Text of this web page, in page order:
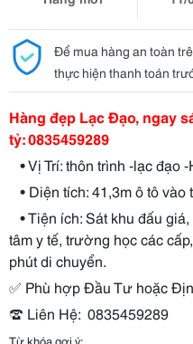
Để mua hàng an toàn
thực hiện thanh toán
Hàng đẹp Lạc Đạo, ngay
tỷ: 0835459289
• Vị Trí: thôn trình -lạc đạo
• Diện tích: 41,3m ô tô vào
• Tiện ích: Sát khu đấu
tâm y tế, trường học các
phút di chuyển.
✅ Phù hợp Đầu Tư hoặc
☎ ️ Liên Hệ: 0835459289
Từ khóa gợi ý: